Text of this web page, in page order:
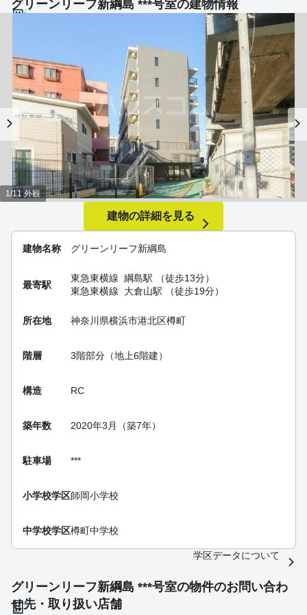
グリーンリーフ新綱島 ***号室の建物情報
建物名称 グリーンリーフ新綱島
最寄駅
東急東横線 綱島駅 （徒歩13分）
東急東横線
大倉山駅 （徒歩19分）
所在地 神奈川県横浜市港北区樽町
階層 3階部分（地上6階建）
構造 RC
築年数 2020年3月（築7年）
駐車場 ***
小学校学区師岡小学校
中学校学区樽町中学校
1/11 外観
建物の詳細を見る
学区データについて
グリーンリーフ新綱島 ***号室の物件のお問い合わ
せ先・取り扱い店舗